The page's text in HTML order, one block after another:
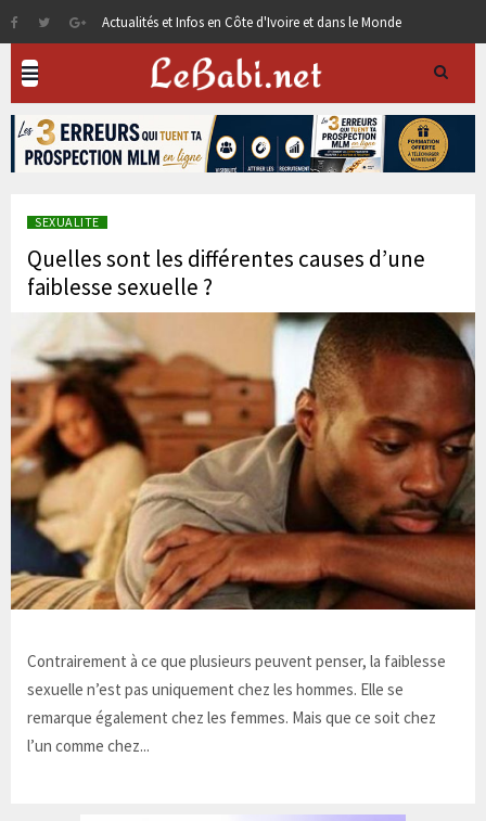
Actualités et Infos en Côte d'Ivoire et dans le Monde
SEXUALITE
Quelles sont les différentes causes d’une
faiblesse sexuelle ?
Contrairement à ce que plusieurs peuvent penser, la faiblesse
sexuelle n’est pas uniquement chez les hommes. Elle se
remarque également chez les femmes. Mais que ce soit chez
l’un comme chez...